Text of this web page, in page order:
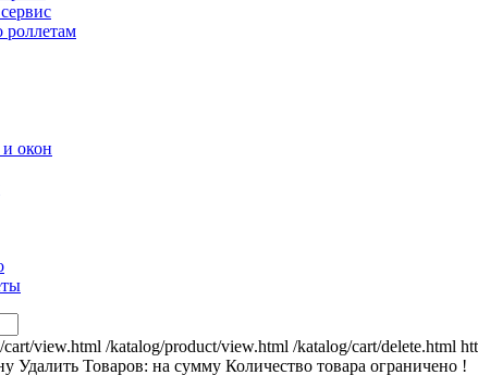
роллетам
окон
cart/view.html /katalog/product/view.html /katalog/cart/delete.html
Удалить Товаров: на сумму Количество товара ограничено !